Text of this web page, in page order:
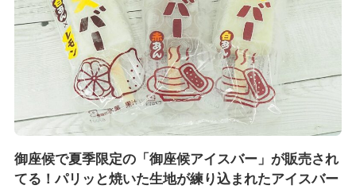
御座候で夏季限定の「御座候アイスバー」が販売され
てる！パリッと焼いた生地が練り込まれたアイスバー